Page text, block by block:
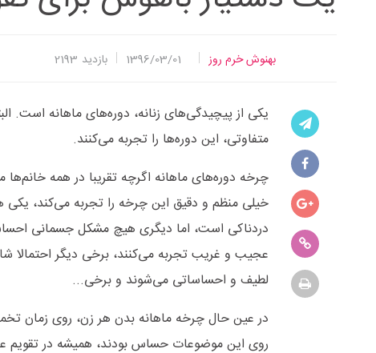
بهنوش خرم روز 1396/03/01 بازدید 2193
یکی از پیچیدگی‌های زنانه، دوره‌های ماهانه است.
متفاوتی، این دوره‌ها را تجربه می‌کنند.
چرخه دوره‌های ماهانه اگرچه تقریبا در همه
خیلی منظم و دقیق این چرخه را تجربه می‌کند، یکی
دردناکی است، اما دیگری هیچ مشکل جسمانی
عجیب و غریب تجربه می‌کنند، برخی دیگر احتمالا
لطیف و احساساتی می‌شوند و برخی...
در عین حال چرخه ماهانه بدن هر زن، روی زمان
روی این موضوعات حساس بودند، همیشه در تقویم